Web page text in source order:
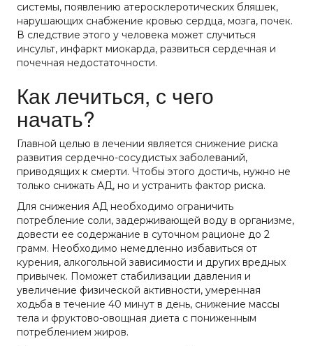
системы, появлению атеросклеротических бляшек,
нарушающих снабжение кровью сердца, мозга, почек.
В следствие этого у человека может случиться
инсульт, инфаркт миокарда, развиться сердечная и
почечная недостаточности.
Как лечиться, с чего
начать?
Главной целью в лечении является снижение риска
развития сердечно-сосудистых заболеваний,
приводящих к смерти. Чтобы этого достичь, нужно не
только снижать АД, но и устранить фактор риска.
Для снижения АД необходимо ограничить
потребление соли, задерживающей воду в организме,
довести ее содержание в суточном рационе до 2
грамм. Необходимо немедленно избавиться от
курения, алкогольной зависимости и других вредных
привычек. Поможет стабилизации давления и
увеличение физической активности, умеренная
ходьба в течение 40 минут в день, снижение массы
тела и фруктово-овощная диета с пониженным
потреблением жиров.